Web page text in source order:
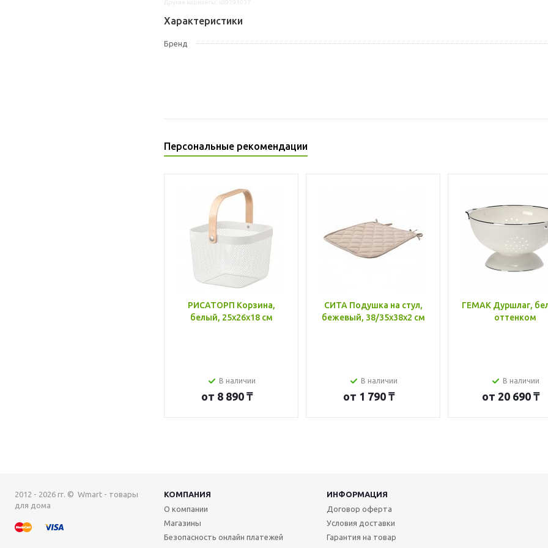
Характеристики
Бренд
Персональные рекомендации
РИСАТОРП Корзина,
белый, 25x26x18 см
В наличии
от 8 890 ₸
СИТА Подушка на стул,
бежевый, 38/35x38x2 см
В наличии
от 1 790 ₸
ГЕМАК Дуршлаг,
оттенком
В наличии
от 20 690 ₸
2012 - 2026 гг. © Wmart - товары
для дома
КОМПАНИЯ
ИНФОРМАЦИЯ
О компании
Магазины
Безопасность онлайн платежей
Договор оферта
Условия доставки
Гарантия на товар